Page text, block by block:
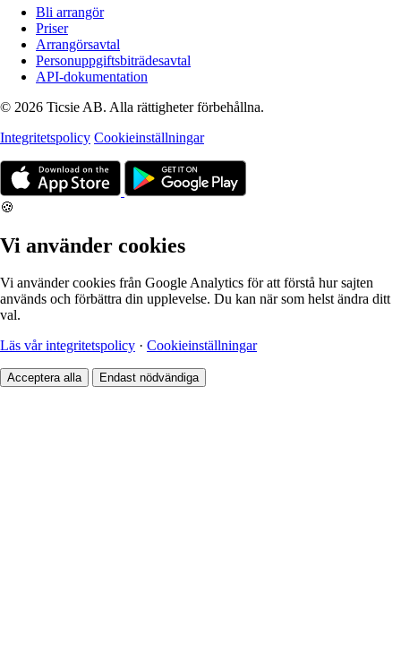
Bli arrangör
Priser
Arrangörsavtal
Personuppgiftsbiträdesavtal
API-dokumentation
© 2026 Ticsie AB. Alla rättigheter förbehållna.
Integritetspolicy Cookieinställningar
🍪
Vi använder cookies
Vi använder cookies från Google Analytics för att förstå hur sajten
används och förbättra din upplevelse. Du kan när som helst ändra ditt
val.
Läs vår integritetspolicy · Cookieinställningar
Acceptera alla Endast nödvändiga